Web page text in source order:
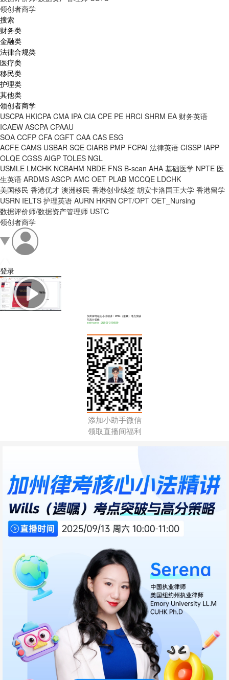
领创者商学
搜索
财务类
金融类
法律合规类
医疗类
移民类
护理类
其他类
领创者商学
USCPA HKICPA CMA IPA CIA CPE PE HRCI SHRM EA 财务英语
ICAEW ASCPA CPAAU
SOA CCFP CFA CGFT CAA CAS ESG
ACFE CAMS USBAR SQE CIARB PMP FCPAI 法律英语 CISSP IAPP
OLQE CGSS AIGP TOLES NGL
USMLE LMCHK NCBAHM NBDE FNS B-scan AHA 基础医学 NPTE 医
生英语 ARDMS ASCPi AMC OET PLAB MCCQE LDCHK
美国移民 香港优才 澳洲移民 香港创业续签 胡安卡洛国王大学 香港留学
USRN IELTS 护理英语 AURN HKRN CPT/OPT OET_Nursing
数据评价师/数据资产管理师 USTC
领创者商学
登录
加州律考核心小法精讲：Wills（遗嘱）考点突破
与高分策略
直播开始时间：2025-09-13 10:00:00
添加小助手微信
领取直播间福利